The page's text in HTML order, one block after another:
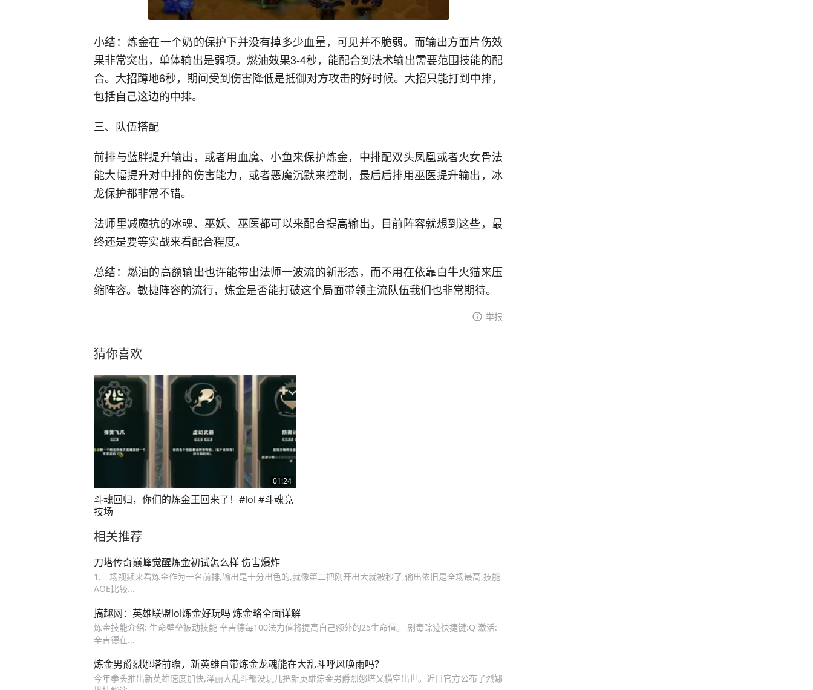
小结：炼金在一个奶的保护下并没有掉多少血量，可见并不脆弱。而输出方面片伤效
果非常突出，单体输出是弱项。燃油效果3-4秒，能配合到法术输出需要范围技能的配
合。大招蹲地6秒，期间受到伤害降低是抵御对方攻击的好时候。大招只能打到中排，
包括自己这边的中排。
三、队伍搭配
前排与蓝胖提升输出，或者用血魔、小鱼来保护炼金，中排配双头凤凰或者火女骨法
能大幅提升对中排的伤害能力，或者恶魔沉默来控制，最后后排用巫医提升输出，冰
龙保护都非常不错。
法师里减魔抗的冰魂、巫妖、巫医都可以来配合提高输出，目前阵容就想到这些，最
终还是要等实战来看配合程度。
总结：燃油的高额输出也许能带出法师一波流的新形态，而不用在依靠白牛火猫来压
缩阵容。敏捷阵容的流行，炼金是否能打破这个局面带领主流队伍我们也非常期待。
举报
猜你喜欢
01:24
斗魂回归，你们的炼金王回来了！#lol #斗魂竞
技场
相关推荐
刀塔传奇巅峰觉醒炼金初试怎么样 伤害爆炸
1.三场视频来看炼金作为一名前排,输出是十分出色的,就像第二把刚开出大就被秒了,输出依旧是全场最高,技能
AOE比较...
搞趣网：英雄联盟lol炼金好玩吗 炼金略全面详解
炼金技能介绍: 生命壁垒被动技能 辛吉德每100法力值将提高自己额外的25生命值。 剧毒踪迹快捷键:Q 激活:
辛吉德在...
炼金男爵烈娜塔前瞻，新英雄自带炼金龙魂能在大乱斗呼风唤雨吗？
今年拳头推出新英雄速度加快,泽丽大乱斗都没玩几把新英雄炼金男爵烈娜塔又横空出世。近日官方公布了烈娜